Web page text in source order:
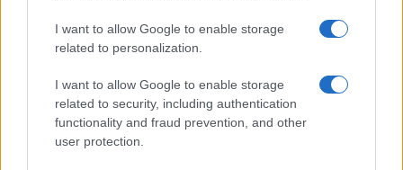
I want to allow Google to enable storage
related to personalization.
I want to allow Google to enable storage
related to security, including authentication
functionality and fraud prevention, and other
user protection.
224.000 Ft (új)